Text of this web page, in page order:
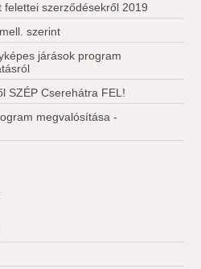
felettei szerződésekről 2019
szerint
járások program
SZÉP Cserehátra FEL!
megvalósítása -